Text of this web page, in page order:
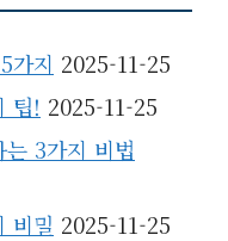
가지 2025-11-25
팁! 2025-11-25
3가지 비법
비밀 2025-11-25